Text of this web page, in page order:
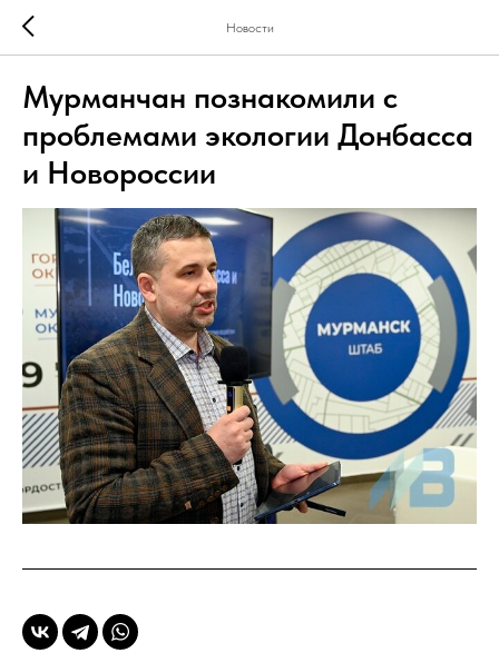
Новости
Мурманчан познакомили с
проблемами экологии Донбасса
и Новороссии